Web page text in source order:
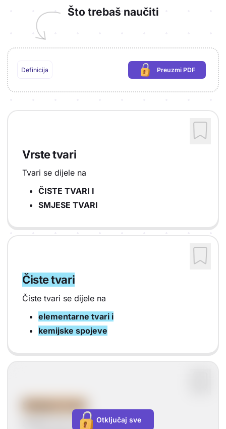
Što trebaš naučiti
Definicija Preuzmi PDF
(potrebna prijava)
Vrste tvari
Tvari se dijele na
ČISTE TVARI I
SMJESE TVARI
Čiste tvari
Čiste tvari se dijele na
elementarne tvari i
kemijske spojeve
Smjese tvari se dijele:Otključaj sve